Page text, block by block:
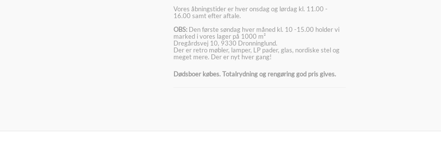
Vores åbningstider er hver onsdag og lørdag kl. 11.00 -
16.00 samt efter aftale.
OBS: Den første søndag hver måned kl. 10 -15.00 holder vi
marked i vores lager på 1000 m²
Dregårdsvej 10, 9330 Dronninglund.
Der er retro møbler, lamper, LP pader, glas, nordiske stel og
meget mere. Der er nyt hver gang!
Dødsboer købes. Totalrydning og rengøring god pris gives.